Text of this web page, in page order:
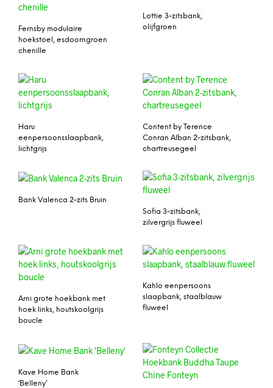
Fernsby modulaire
hoekstoel, esdoorngroen
chenille
Lottie 3-zitsbank,
olijfgroen
Haru
eenpersoonsslaapbank,
lichtgrijs
Content by Terence
Conran Alban 2-zitsbank,
chartreusegeel
Bank Valenca 2-zits Bruin
Sofia 3-zitsbank,
zilvergrijs fluweel
Arni grote hoekbank met
hoek links, houtskoolgrijs
boucle
Kahlo eenpersoons
slaapbank, staalblauw
fluweel
Kave Home Bank
‘Belleny’